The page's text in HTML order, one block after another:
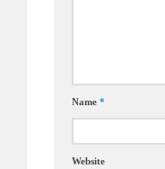
Name *
Website